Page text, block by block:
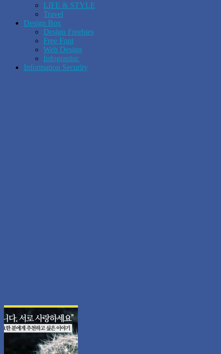
LIFE & STYLE
Travel
Design Box
Design Freebies
Free Font
Web Design
Infographic
Information Security